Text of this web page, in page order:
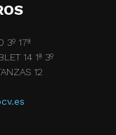
3º 17ª
14 1ª 3º
12